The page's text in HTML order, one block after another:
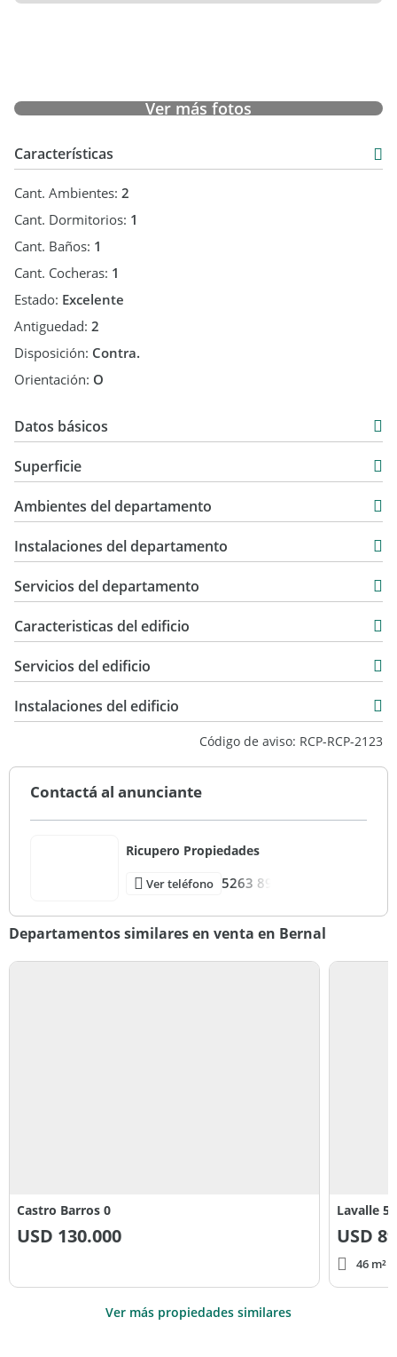
Ver más fotos
Características
Cant. Ambientes: 2
Cant. Dormitorios: 1
Cant. Baños: 1
Cant. Cocheras: 1
Estado: Excelente
Antiguedad: 2
Disposición: Contra.
Orientación: O
Datos básicos
USD 105.000
Superficie
60 m2
Ambientes del departamento
Instalaciones del departamento
Servicios del departamento
Caracteristicas del edificio
Servicios del edificio
Instalaciones del edificio
Código de aviso: RCP-RCP-2123
Contactá al anunciante
Ricupero Propiedades
Ver teléfono 5263 89
Departamentos similares en venta en Bernal
Castro Barros 0
USD 130.000
Lavalle
USD
46 m²
Ver más propiedades similares